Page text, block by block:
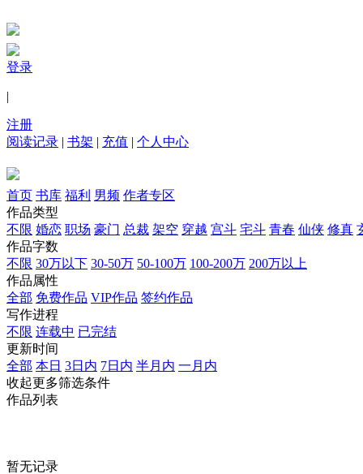
登录
|
注册
阅读记录 | 书架 | 充值 | 个人中心
首页 书库 福利 男频 作者专区
作品类型
不限 婚恋 职场 豪门 总裁 架空 穿越 宫斗 宅斗 青春 仙侠 修真
作品字数
不限 30万以下 30-50万 50-100万 100-200万 200万以上
作品属性
全部 免费作品 VIP作品 签约作品
写作进程
不限 连载中 已完结
更新时间
全部 本日 3日内 7日内 半月内 一月内
收起更多筛选条件
作品列表
暂无记录